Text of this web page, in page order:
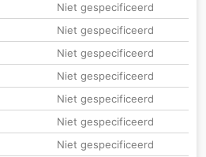
Niet gespecificeerd
Niet gespecificeerd
Niet gespecificeerd
Niet gespecificeerd
Niet gespecificeerd
Niet gespecificeerd
Niet gespecificeerd